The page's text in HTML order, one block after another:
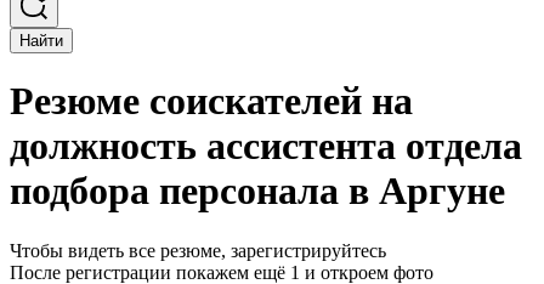
Найти
Резюме соискателей на
должность ассистента отдела
подбора персонала в Аргуне
Чтобы видеть все резюме, зарегистрируйтесь
После регистрации покажем ещё 1 и откроем фото